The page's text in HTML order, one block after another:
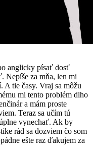
anglicky písať dosť
Nepíše za mňa, len mi
A tie časy. Vraj sa môžu
mi tento problém dlho
a mám proste
Teraz sa učím tú
vynechať. Ak by
rád sa dozviem čo som
ešte raz ďakujem za